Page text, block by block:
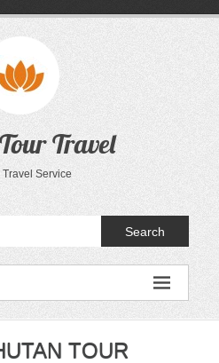
Travel
Travel Service
Search
TOUR